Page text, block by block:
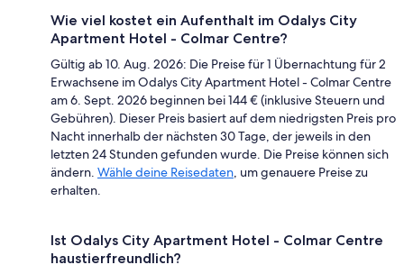
Wie viel kostet ein Aufenthalt im Odalys City
Apartment Hotel - Colmar Centre?
Gültig ab 10. Aug. 2026: Die Preise für 1 Übernachtung für 2
Erwachsene im Odalys City Apartment Hotel - Colmar Centre
am 6. Sept. 2026 beginnen bei 144 € (inklusive Steuern und
Gebühren). Dieser Preis basiert auf dem niedrigsten Preis pro
Nacht innerhalb der nächsten 30 Tage, der jeweils in den
letzten 24 Stunden gefunden wurde. Die Preise können sich
ändern. Wähle deine Reisedaten, um genauere Preise zu
erhalten.
Ist Odalys City Apartment Hotel - Colmar Centre
haustierfreundlich?